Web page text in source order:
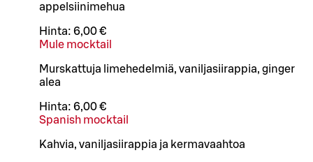
appelsiinimehua
Hinta: 6,00 €
Mule mocktail
Murskattuja limehedelmiä, vaniljasiirappia, ginger
alea
Hinta: 6,00 €
Spanish mocktail
Kahvia, vaniljasiirappia ja kermavaahtoa